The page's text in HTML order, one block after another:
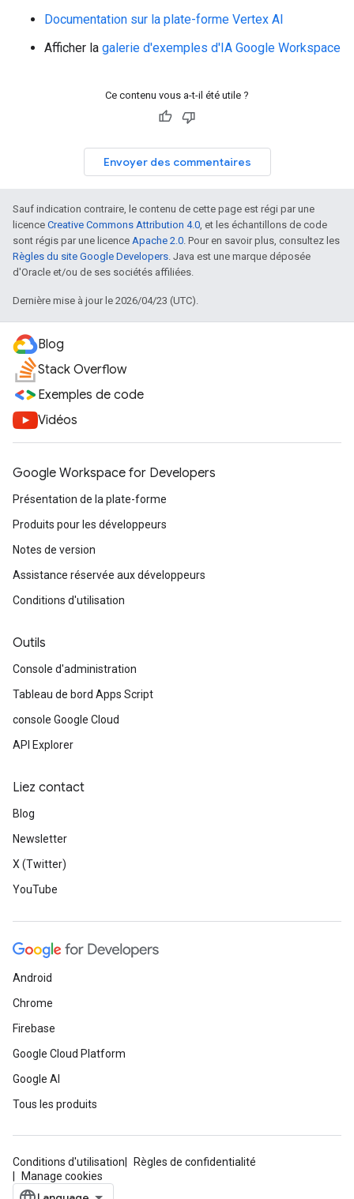
Documentation sur la plate-forme Vertex AI
Afficher la galerie d'exemples d'IA Google Workspace
Ce contenu vous a-t-il été utile ?
Envoyer des commentaires
Sauf indication contraire, le contenu de cette page est régi par une
licence Creative Commons Attribution 4.0, et les échantillons de code
sont régis par une licence Apache 2.0. Pour en savoir plus, consultez les
Règles du site Google Developers. Java est une marque déposée
d'Oracle et/ou de ses sociétés affiliées.
Dernière mise à jour le 2026/04/23 (UTC).
Blog
Stack Overflow
Exemples de code
Vidéos
Google Workspace for Developers
Présentation de la plate-forme
Produits pour les développeurs
Notes de version
Assistance réservée aux développeurs
Conditions d'utilisation
Outils
Console d'administration
Tableau de bord Apps Script
console Google Cloud
API Explorer
Liez contact
Blog
Newsletter
X (Twitter)
YouTube
Android
Chrome
Firebase
Google Cloud Platform
Google AI
Tous les produits
Conditions d'utilisation
Règles de confidentialité
Manage cookies